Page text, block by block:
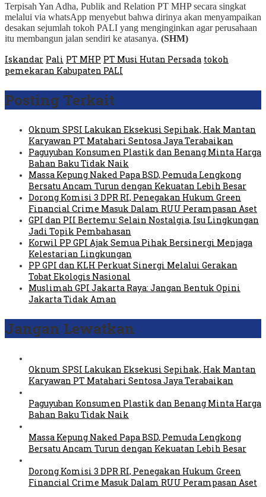
Terpisah Yan Adha, Publik and Relation PT MHP secara singkat
melalui via whatsApp menyebut bahwa dirinya akan menyampaikan
desakan sejumlah tokoh PALI yang menginginkan agar perusahaan
itu membangun jalan sendiri ke atasanya. (SHM)
Iskandar Pali PT MHP PT Musi Hutan Persada tokoh
pemekaran Kabupaten PALI
Posting Terkait
Oknum SPSI Lakukan Eksekusi Sepihak, Hak Mantan
Karyawan PT Matahari Sentosa Jaya Terabaikan
Paguyuban Konsumen Plastik dan Benang Minta Harga
Bahan Baku Tidak Naik
Massa Kepung Naked Papa BSD, Pemuda Lengkong
Bersatu Ancam Turun dengan Kekuatan Lebih Besar
Dorong Komisi 3 DPR RI, Penegakan Hukum Green
Financial Crime Masuk Dalam RUU Perampasan Aset
GPI dan PII Bertemu: Selain Nostalgia, Isu Lingkungan
Jadi Topik Pembahasan
Korwil PP GPI Ajak Semua Pihak Bersinergi Menjaga
Kelestarian Lingkungan
PP GPI dan KLH Perkuat Sinergi Melalui Gerakan
Tobat Ekologis Nasional
Muslimah GPI Jakarta Raya: Jangan Bentuk Opini
Jakarta Tidak Aman
Jangan Lewatkan
Oknum SPSI Lakukan Eksekusi Sepihak, Hak Mantan
Karyawan PT Matahari Sentosa Jaya Terabaikan
Paguyuban Konsumen Plastik dan Benang Minta Harga
Bahan Baku Tidak Naik
Massa Kepung Naked Papa BSD, Pemuda Lengkong
Bersatu Ancam Turun dengan Kekuatan Lebih Besar
Dorong Komisi 3 DPR RI, Penegakan Hukum Green
Financial Crime Masuk Dalam RUU Perampasan Aset